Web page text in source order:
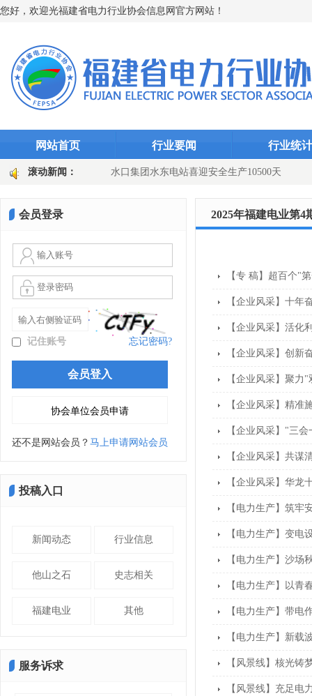
您好，欢迎光福建省电力行业协会信息网官方网站！
网站首页 行业要闻 行业统计
滚动新闻：
智能防线”（图文) 水口集团水东电站喜迎安全生产10500天
国网长汀县供电公司：主变换“心”提质效 乡镇电网添动能（图文
会员登录
记住账号 忘记密码?
还不是网站会员？ 马上申请网站会员
投稿入口
新闻动态 行业信息
他山之石 史志相关
福建电业 其他
服务诉求
2025年福建电业第4
【专 稿】超百个"
【企业风采】十年
【企业风采】活化
【企业风采】创新
【企业风采】聚力
【企业风采】精准
【企业风采】"三
【企业风采】共谋
【企业风采】华龙
【电力生产】筑牢
【电力生产】变电
【电力生产】沙场
【电力生产】以青
【电力生产】带电
【电力生产】新载
【风景线】核光铸
【风景线】充足电